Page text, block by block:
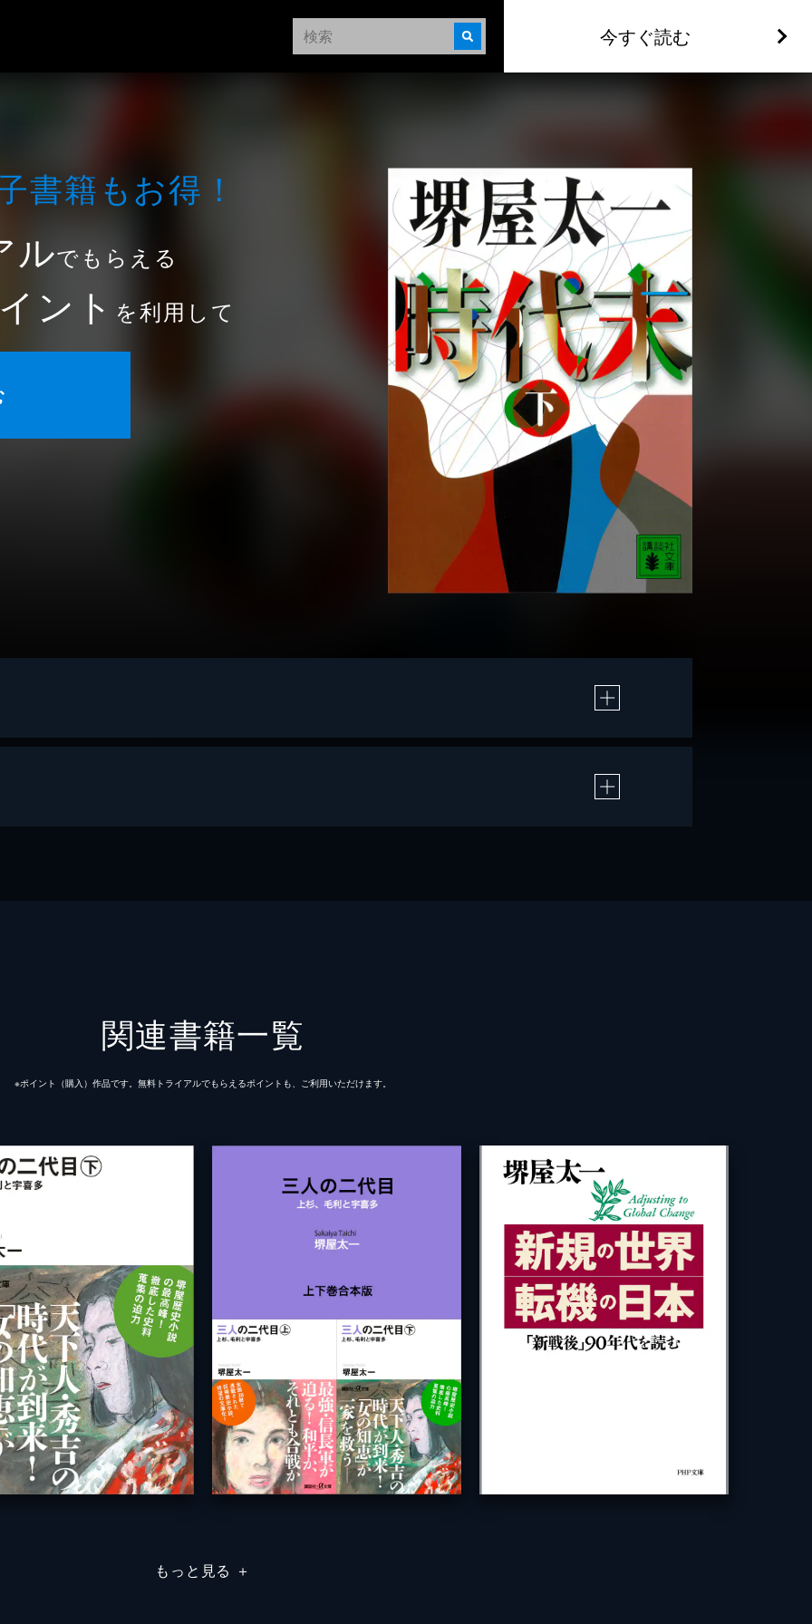
今すぐ読む
書籍もお得！
ルでもらえる
ント を利用して
関連書籍一覧
※ポイント（購⼊）作品です。無料トライアルでもらえるポイントも、ご利⽤いただけます。
もっと見る ＋